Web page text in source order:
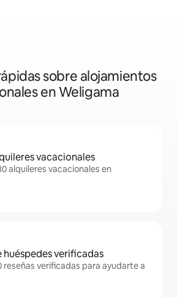
sobre alojamientos
en Weligama
vacacionales
alquileres vacacionales en
huéspedes verificadas
reseñas verificadas para ayudarte a